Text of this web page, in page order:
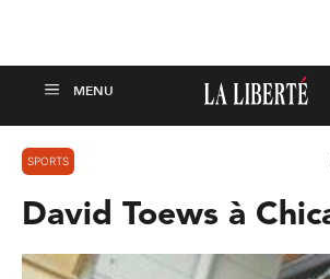
SPORTS
David Toews à